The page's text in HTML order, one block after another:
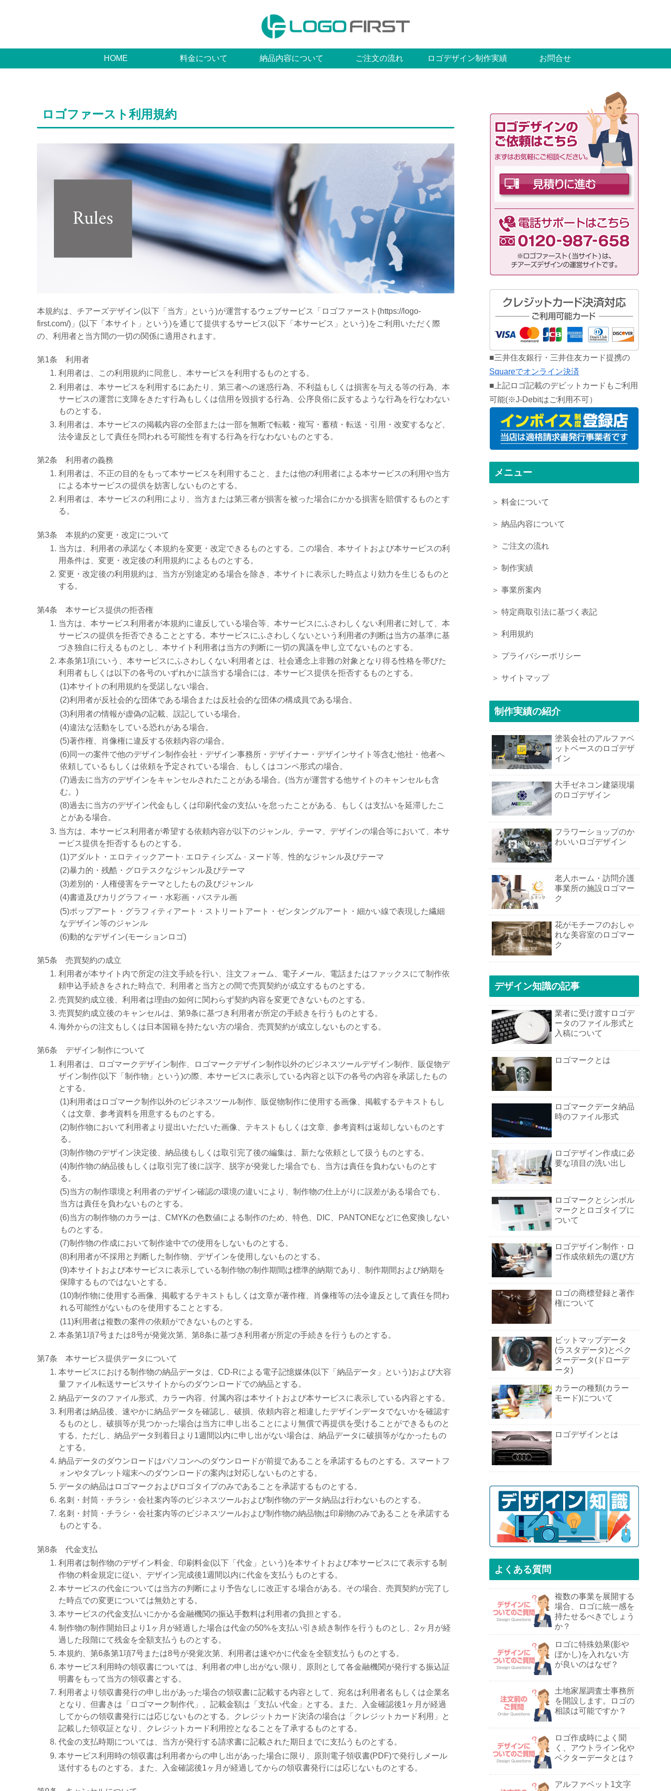
HOME 料金について 納品内容について ご注文の流れ ロゴデザイン制作実績 お問合せ
ロゴファースト利用規約
本規約は、チアーズデザイン(以下「当方」という)が運営するウェブサービス「ロゴファースト(https://logo-
first.com/)」(以下「本サイト」という)を通じて提供するサービス(以下「本サービス」という)をご利用いただく際
の、利用者と当方間の一切の関係に適用されます。
第1条 利用者
利用者は、この利用規約に同意し、本サービスを利用するものとする。
利用者は、本サービスを利用するにあたり、第三者への迷惑行為、不利益もしくは損害を与える等の行為、本
サービスの運営に支障をきたす行為もしくは信用を毀損する行為、公序良俗に反するような行為を行なわない
ものとする。
利用者は、本サービスの掲載内容の全部または一部を無断で転載・複写・蓄積・転送・引用・改変するなど、
法令違反として責任を問われる可能性を有する行為を行なわないものとする。
第2条 利用者の義務
利用者は、不正の目的をもって本サービスを利用すること、または他の利用者による本サービスの利用や当方
による本サービスの提供を妨害しないものとする。
利用者は、本サービスの利用により、当方または第三者が損害を被った場合にかかる損害を賠償するものとす
る。
第3条 本規約の変更・改定について
当方は、利用者の承諾なく本規約を変更・改定できるものとする。この場合、本サイトおよび本サービスの利
用条件は、変更・改定後の利用規約によるものとする。
変更・改定後の利用規約は、当方が別途定める場合を除き、本サイトに表示した時点より効力を生じるものと
する。
第4条 本サービス提供の拒否権
当方は、本サービス利用者が本規約に違反している場合等、本サービスにふさわしくない利用者に対して、本
サービスの提供を拒否できることとする。本サービスにふさわしくないという利用者の判断は当方の基準に基
づき独自に行えるものとし、本サイト利用者は当方の判断に一切の異議を申し立てないものとする。
本条第1項にいう、本サービスにふさわしくない利用者とは、社会通念上非難の対象となり得る性格を帯びた
利用者もしくは以下の各号のいずれかに該当する場合には、本サービス提供を拒否するものとする。
(1)本サイトの利用規約を受諾しない場合。
(2)利用者が反社会的な団体である場合または反社会的な団体の構成員である場合。
(3)利用者の情報が虚偽の記載、誤記している場合。
(4)違法な活動をしている恐れがある場合。
(5)著作権、肖像権に違反する依頼内容の場合。
(6)同一の案件で他のデザイン制作会社・デザイン事務所・デザイナー・デザインサイト等含む他社・他者へ
依頼しているもしくは依頼を予定されている場合、もしくはコンペ形式の場合。
(7)過去に当方のデザインをキャンセルされたことがある場合。(当方が運営する他サイトのキャンセルも含
む。)
(8)過去に当方のデザイン代金もしくは印刷代金の支払いを怠ったことがある、もしくは支払いを延滞したこ
とがある場合。
当方は、本サービス利用者が希望する依頼内容が以下のジャンル、テーマ、デザインの場合等において、本サ
ービス提供を拒否するものとする。
(1)アダルト・エロティックアート· エロティシズム · ヌード等、性的なジャンル及びテーマ
(2)暴力的・残酷・グロテスクなジャンル及びテーマ
(3)差別的・人権侵害をテーマとしたもの及びジャンル
(4)書道及びカリグラフィー・水彩画・パステル画
(5)ポップアート・グラフィティアート・ストリートアート・ゼンタングルアート・細かい線で表現した繊細
なデザイン等のジャンル
(6)動的なデザイン(モーションロゴ)
第5条 売買契約の成立
利用者が本サイト内で所定の注文手続を行い、注文フォーム、電子メール、電話またはファックスにて制作依
頼申込手続きをされた時点で、利用者と当方との間で売買契約が成立するものとする。
売買契約成立後、利用者は理由の如何に関わらず契約内容を変更できないものとする。
売買契約成立後のキャンセルは、第9条に基づき利用者が所定の手続きを行うものとする。
海外からの注文もしくは日本国籍を持たない方の場合、売買契約が成立しないものとする。
第6条 デザイン制作について
利用者は、ロゴマークデザイン制作、ロゴマークデザイン制作以外のビジネスツールデザイン制作、販促物デ
ザイン制作(以下「制作物」という)の際、本サービスに表示している内容と以下の各号の内容を承諾したもの
とする。
(1)利用者はロゴマーク制作以外のビジネスツール制作、販促物制作に使用する画像、掲載するテキストもし
くは文章、参考資料を用意するものとする。
(2)制作物において利用者より提出いただいた画像、テキストもしくは文章、参考資料は返却しないものとす
る。
(3)制作物のデザイン決定後、納品後もしくは取引完了後の編集は、新たな依頼として扱うものとする。
(4)制作物の納品後もしくは取引完了後に誤字、脱字が発覚した場合でも、当方は責任を負わないものとす
る。
(5)当方の制作環境と利用者のデザイン確認の環境の違いにより、制作物の仕上がりに誤差がある場合でも、
当方は責任を負わないものとする。
(6)当方の制作物のカラーは、CMYKの色数値による制作のため、特色、DIC、PANTONEなどに色変換しない
ものとする。
(7)制作物の作成において制作途中での使用をしないものとする。
(8)利用者が不採用と判断した制作物、デザインを使用しないものとする。
(9)本サイトおよび本サービスに表示している制作物の制作期間は標準的納期であり、制作期間および納期を
保障するものではないとする。
(10)制作物に使用する画像、掲載するテキストもしくは文章が著作権、肖像権等の法令違反として責任を問わ
れる可能性がないものを使用することとする。
(11)利用者は複数の案件の依頼ができないものとする。
本条第1項7号または8号が発覚次第、第8条に基づき利用者が所定の手続きを行うものとする。
第7条 本サービス提供データについて
本サービスにおける制作物の納品データは、CD-Rによる電子記憶媒体(以下「納品データ」という)および大容
量ファイル転送サービスサイトからのダウンロードでの納品とする。
納品データのファイル形式、カラー内容、付属内容は本サイトおよび本サービスに表示している内容とする。
利用者は納品後、速やかに納品データを確認し、破損、依頼内容と相違したデザインデータでないかを確認す
るものとし、破損等が見つかった場合は当方に申し出ることにより無償で再提供を受けることができるものと
する。ただし、納品データ到着日より1週間以内に申し出がない場合は、納品データに破損等がなかったもの
とする。
納品データのダウンロードはパソコンへのダウンロードが前提であることを承諾するものとする。スマートフ
ォンやタブレット端末へのダウンロードの案内は対応しないものとする。
データの納品はロゴマークおよびロゴタイプのみであることを承諾するものとする。
名刺・封筒・チラシ・会社案内等のビジネスツールおよび制作物のデータ納品は行わないものとする。
名刺・封筒・チラシ・会社案内等のビジネスツールおよび制作物の納品物は印刷物のみであることを承諾する
ものとする。
第8条 代金支払
利用者は制作物のデザイン料金、印刷料金(以下「代金」という)を本サイトおよび本サービスにて表示する制
作物の料金規定に従い、デザイン完成後1週間以内に代金を支払うものとする。
本サービスの代金については当方の判断により予告なしに改正する場合がある。その場合、売買契約が完了し
た時点での変更については無効とする。
本サービスの代金支払いにかかる金融機関の振込手数料は利用者の負担とする。
制作物の制作開始日より1ヶ月が経過した場合は代金の50%を支払い引き続き制作を行うものとし、2ヶ月が経
過した段階にて残金を全額支払うものとする。
本規約、第6条第1項7号または8号が発覚次第、利用者は速やかに代金を全額支払うものとする。
本サービス利用時の領収書については、利用者の申し出がない限り、原則として各金融機関が発行する振込証
明書をもって当方の領収書とする。
利用者より領収書発行の申し出があった場合の領収書に記載する内容として、宛名は利用者名もしくは企業名
となり、但書きは「ロゴマーク制作代」、記載金額は「支払い代金」とする。また、入金確認後1ヶ月が経過
してからの領収書発行には応じないものとする。クレジットカード決済の場合は「クレジットカード利用」と
記載した領収証となり、クレジットカード利用控となることを了承するものとする。
代金の支払時期については、当方が発行する請求書に記載された期日までに支払うものとする。
本サービス利用時の領収書は利用者からの申し出があった場合に限り、原則電子領収書(PDF)で発行しメール
送付するものとする。また、入金確認後1ヶ月が経過してからの領収書発行には応じないものとする。
■三井住友銀行・三井住友カード提携の
Squareでオンライン決済
■上記ロゴ記載のデビットカードもご利用
可能(※J-Debitはご利用不可）
メニュー
＞ 料金について
＞ 納品内容について
＞ ご注文の流れ
＞ 制作実績
＞ 事業所案内
＞ 特定商取引法に基づく表記
＞ 利用規約
＞ プライバシーポリシー
＞ サイトマップ
制作実績の紹介
塗装会社のアルファベ
ットベースのロゴデザ
イン
大手ゼネコン建築現場
のロゴデザイン
フラワーショップのか
わいいロゴデザイン
老人ホーム・訪問介護
事業所の施設ロゴマー
ク
花がモチーフのおしゃ
れな美容室のロゴマー
ク
デザイン知識の記事
業者に受け渡すロゴデ
ータのファイル形式と
入稿について
ロゴマークとは
ロゴマークデータ納品
時のファイル形式
ロゴデザイン作成に必
要な項目の洗い出し
ロゴマークとシンボル
マークとロゴタイプに
ついて
ロゴデザイン制作・ロ
ゴ作成依頼先の選び方
ロゴの商標登録と著作
権について
ビットマップデータ
(ラスタデータ)とベク
ターデータ(ドローデ
ータ)
カラーの種類(カラー
モード)について
ロゴデザインとは
よくある質問
複数の事業を展開する
場合、ロゴに統一感を
持たせるべきでしょう
か？
ロゴに特殊効果(影や
ぼかし)を入れない方
が良いのはなぜ？
土地家屋調査士事務所
を開設します。ロゴの
相談は可能ですか？
ロゴ作成時によく聞
く、アウトライン化や
ベクターデータとは？
アルファベット1文字